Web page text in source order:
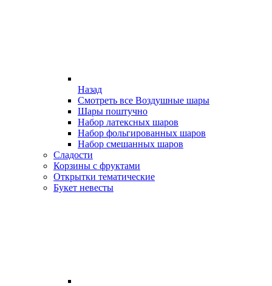
Назад
Смотреть все Воздушные шары
Шары поштучно
Набор латексных шаров
Набор фольгированных шаров
Набор смешанных шаров
Сладости
Корзины с фруктами
Открытки тематические
Букет невесты